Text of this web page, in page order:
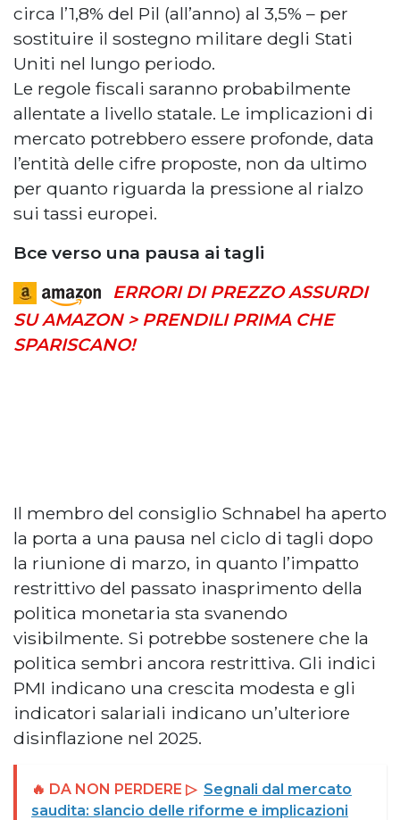
circa l’1,8% del Pil (all’anno) al 3,5% – per
sostituire il sostegno militare degli Stati
Uniti nel lungo periodo.
Le regole fiscali saranno probabilmente
allentate a livello statale. Le implicazioni di
mercato potrebbero essere profonde, data
l’entità delle cifre proposte, non da ultimo
per quanto riguarda la pressione al rialzo
sui tassi europei.
Bce verso una pausa ai tagli
ERRORI DI PREZZO ASSURDI
SU AMAZON > PRENDILI PRIMA CHE
SPARISCANO!
Il membro del consiglio Schnabel ha aperto
la porta a una pausa nel ciclo di tagli dopo
la riunione di marzo, in quanto l’impatto
restrittivo del passato inasprimento della
politica monetaria sta svanendo
visibilmente. Si potrebbe sostenere che la
politica sembri ancora restrittiva. Gli indici
PMI indicano una crescita modesta e gli
indicatori salariali indicano un’ulteriore
disinflazione nel 2025.
🔥 DA NON PERDERE ▷ Segnali dal mercato
saudita: slancio delle riforme e implicazioni